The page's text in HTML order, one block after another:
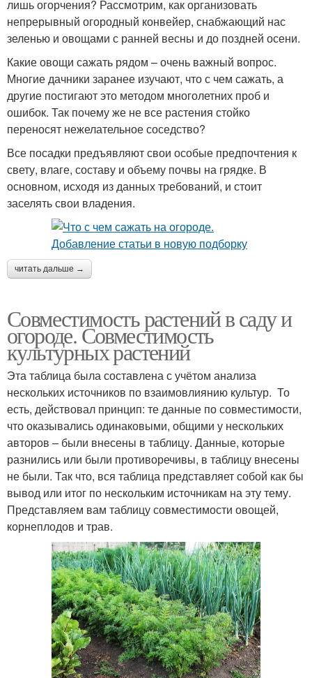
лишь огорчения? Рассмотрим, как организовать
непрерывный огородный конвейер, снабжающий нас
зеленью и овощами с ранней весны и до поздней осени.
Какие овощи сажать рядом – очень важный вопрос.
Многие дачники заранее изучают, что с чем сажать, а
другие постигают это методом многолетних проб и
ошибок. Так почему же не все растения стойко
переносят нежелательное соседство?
Все посадки предъявляют свои особые предпочтения к
свету, влаге, составу и объему почвы на грядке. В
основном, исходя из данных требований, и стоит
заселять свои владения.
читать дальше →
Совместимость растений в саду и
огороде. Совместимость
культурных растений
Эта таблица была составлена с учётом анализа
нескольких источников по взаимовлиянию культур. То
есть, действовал принцип: те данные по совместимости,
что оказывались одинаковыми, общими у нескольких
авторов – были внесены в таблицу. Данные, которые
разнились или были противоречивы, в таблицу внесены
не были. Так что, вся таблица представляет собой как бы
вывод или итог по нескольким источникам на эту тему.
Представляем вам таблицу совместимости овощей,
корнеплодов и трав.